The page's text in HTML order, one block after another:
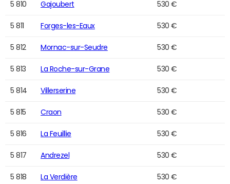
5 810 Gajoubert 530 €
5 811 Forges-les-Eaux 530 €
5 812 Mornac-sur-Seudre 530 €
5 813 La Roche-sur-Grane 530 €
5 814 Villerserine 530 €
5 815 Craon 530 €
5 816 La Feuillie 530 €
5 817 Andrezel 530 €
5 818 La Verdière 530 €